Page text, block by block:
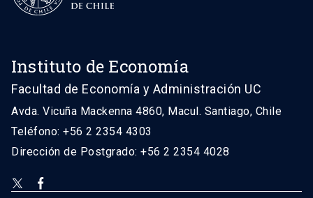
Instituto de Economía
Facultad de Economía y Administración UC
Avda. Vicuña Mackenna 4860, Macul. Santiago, Chile
Teléfono: +56 2 2354 4303
Dirección de Postgrado: +56 2 2354 4028